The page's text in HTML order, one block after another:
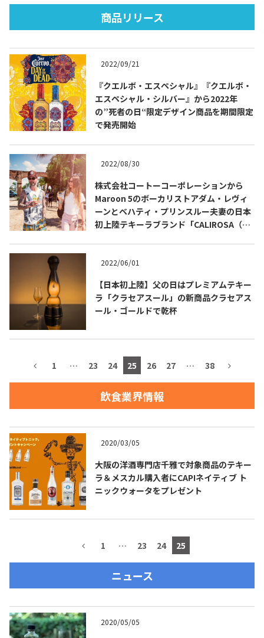
TEQUILA JOURNAL
About テキーラとは
テキーラのつくり方 テキーラマーケット
テキーラの飲み方
メキシコ料理 メキシコ旅行
メキシコの記念日
＆レストラン
プライバシーポリシー
商品リリース
2022/09/21
『クエルボ・エスペシャル』『クエルボ・
エスペシャル・シルバー』から2022年
の”死者の日“限定デザイン商品を期間限定
で発売開始
2022/08/30
株式会社コートーコーポレーションから
Maroon 5のボーカリストアダム・レヴィ
ーンとベハティ・プリンスルー夫妻の日本
初上陸テキーラブランド「CALIROSA（カ
2022/06/01
【日本初上陸】父の日はプレミアムテキー
ラ「クラセアスール」の新商品クラセアス
ール・ゴールドで乾杯
1 … 23 24 25 26 27 … 38
飲食業界情報
2020/03/05
大阪の洋酒専門店千雅で対象商品のテキー
ラ＆メスカル購入者にCAPIネイティブ ト
ニックウォータをプレゼント
1 … 23 24 25
ニュース
2020/05/05